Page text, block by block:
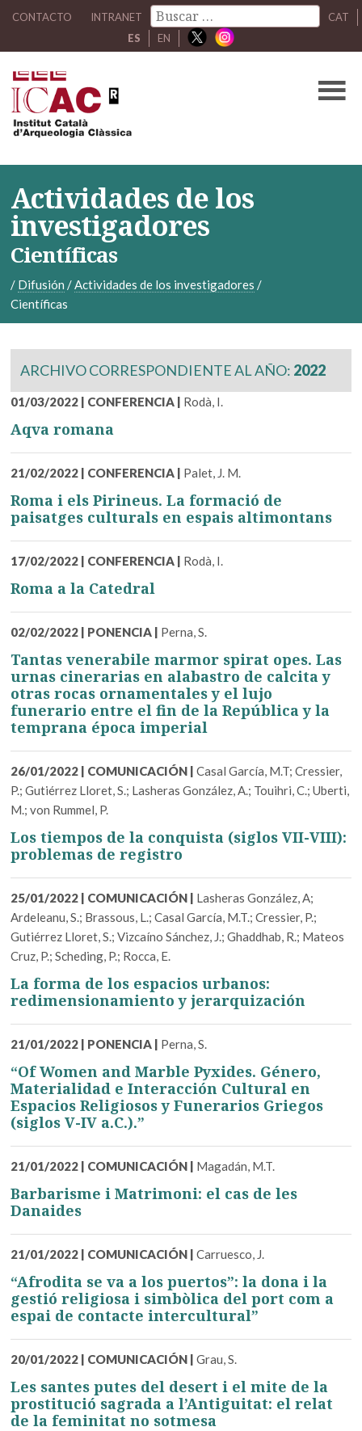
CONTACTO INTRANET
CAT
ES
EN
Actividades de los
investigadores
Científicas
/ Difusión /Actividades de los investigadores /
Científicas
ARCHIVO CORRESPONDIENTE AL AÑO: 2022
01/03/2022 | CONFERENCIA | Rodà, I.
Aqva romana
21/02/2022 | CONFERENCIA | Palet, J. M.
Roma i els Pirineus. La formació de
paisatges culturals en espais altimontans
17/02/2022 | CONFERENCIA | Rodà, I.
Roma a la Catedral
02/02/2022 | PONENCIA | Perna, S.
Tantas venerabile marmor spirat opes. Las
urnas cinerarias en alabastro de calcita y
otras rocas ornamentales y el lujo
funerario entre el fin de la República y la
temprana época imperial
26/01/2022 | COMUNICACIÓN | Casal García, M.T; Cressier,
P.; Gutiérrez Lloret, S.; Lasheras González, A.; Touihri, C.; Uberti,
M.; von Rummel, P.
Los tiempos de la conquista (siglos VII-VIII):
problemas de registro
25/01/2022 | COMUNICACIÓN | Lasheras González, A;
Ardeleanu, S.; Brassous, L.; Casal García, M.T.; Cressier, P.;
Gutiérrez Lloret, S.; Vizcaíno Sánchez, J.; Ghaddhab, R.; Mateos
Cruz, P.; Scheding, P.; Rocca, E.
La forma de los espacios urbanos:
redimensionamiento y jerarquización
21/01/2022 | PONENCIA | Perna, S.
“Of Women and Marble Pyxides. Género,
Materialidad e Interacción Cultural en
Espacios Religiosos y Funerarios Griegos
(siglos V-IV a.C.).”
21/01/2022 | COMUNICACIÓN | Magadán, M.T.
Barbarisme i Matrimoni: el cas de les
Danaides
21/01/2022 | COMUNICACIÓN | Carruesco, J.
“Afrodita se va a los puertos”: la dona i la
gestió religiosa i simbòlica del port com a
espai de contacte intercultural”
20/01/2022 | COMUNICACIÓN | Grau, S.
Les santes putes del desert i el mite de la
prostitució sagrada a l’Antiguitat: el relat
de la feminitat no sotmesa